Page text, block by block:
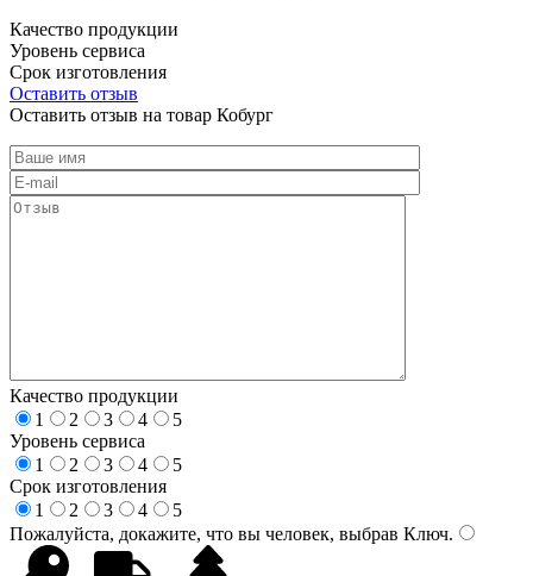
Качество продукции
Уровень сервиса
Срок изготовления
Оставить отзыв
Оставить отзыв на товар Кобург
Качество продукции
1
2 3 4
5
Уровень сервиса
1
2 3 4
5
Срок изготовления
1
2 3 4
5
Пожалуйста, докажите, что вы человек, выбрав Ключ.